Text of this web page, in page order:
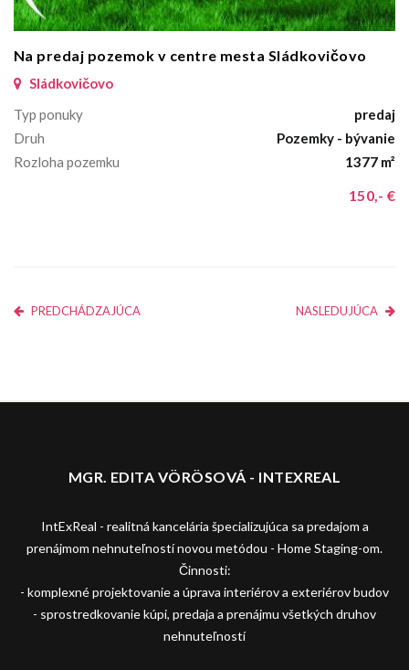
Na predaj pozemok v centre mesta Sládkovičovo
Sládkovičovo
Typ ponuky
predaj
Druh
Pozemky - bývanie
Rozloha pozemku
1377 m²
150,- €
PREDCHÁDZAJÚCA NASLEDUJÚCA
MGR. EDITA VÖRÖSOVÁ - INTEXREAL
IntExReal - realitná kancelária špecializujúca sa predajom a
prenájmom nehnuteľností novou metódou - Home Staging-om.
Činnosti:
- komplexné projektovanie a úprava interiérov a exteriérov budov
- sprostredkovanie kúpi, predaja a prenájmu všetkých druhov
nehnuteľností